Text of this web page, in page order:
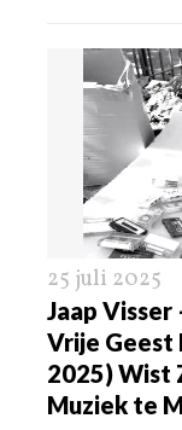
25 juli 2025
Jaap Visser
Vrije Geest
2025) Wist
Muziek te